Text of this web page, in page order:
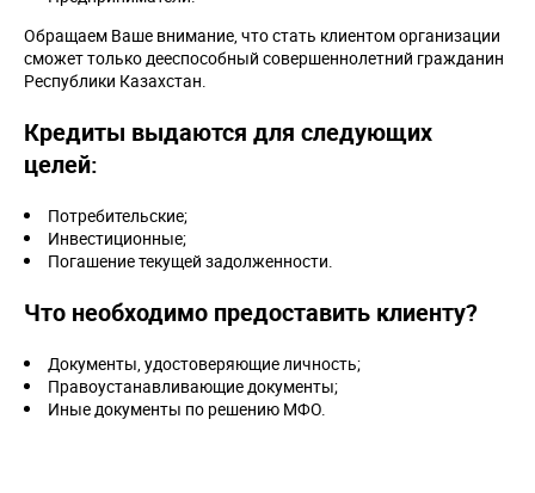
Обращаем Ваше внимание, что стать клиентом организации
сможет только дееспособный совершеннолетний гражданин
Республики Казахстан.
Кредиты выдаются для следующих
целей:
Потребительские;
Инвестиционные;
Погашение текущей задолженности.
Что необходимо предоставить клиенту?
Документы, удостоверяющие личность;
Правоустанавливающие документы;
Иные документы по решению МФО.